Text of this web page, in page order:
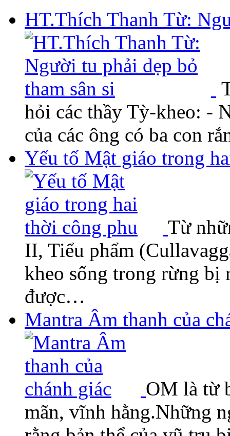
HT.Thích Thanh Từ:
hỏi các thầy Tỳ-kheo: -
của các ông có ba con
Yếu tố Mật giáo trong
Từ
II, Tiểu phẩm
kheo sống trong rừng bị
được…
Mantra Âm thanh của
OM là từ
mãn, vĩnh hằng.Những